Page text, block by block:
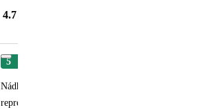
4.7
5
Nádherná lokalita, vše v dosahu, pláž, obchody,
reprezentativní. Moc se nám líbilo a děkujeme.